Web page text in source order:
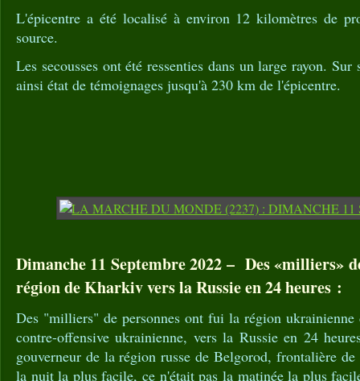
L'épicentre a été localisé à environ 12 kilomètres de
source.
Les secousses ont été ressenties dans un large rayon.
ainsi état de témoignages jusqu'à 230 km de l'épicentre.
Dimanche 11 Septembre 2022 – Des «milliers»
région de Kharkiv vers la Russie en 24 heures :
Des "milliers" de personnes ont fui la région
contre-offensive ukrainienne, vers la Russie en 24
gouverneur de la région russe de Belgorod, frontalière
la nuit la plus facile, ce n'était pas la matinée la plus